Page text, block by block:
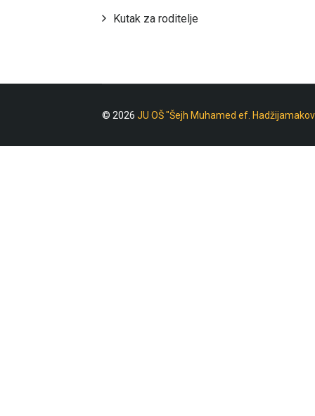
Kutak za roditelje
© 2026 JU OŠ "Šejh Muhamed ef.